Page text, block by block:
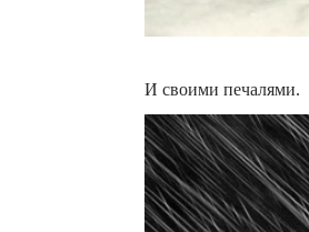
И своими печалями.